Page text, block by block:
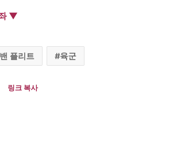
▼
플리트 육군
링크 복사